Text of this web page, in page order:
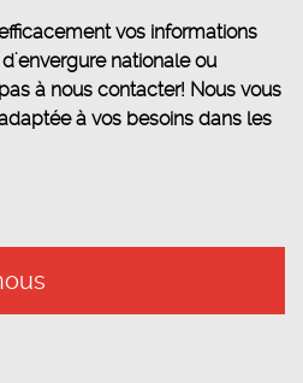
vos informations
nationale ou
à nous contacter! Nous vous
à vos besoins dans les